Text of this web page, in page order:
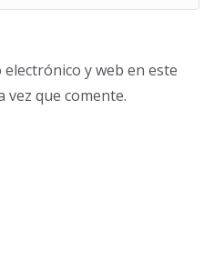
y web en este
que comente.